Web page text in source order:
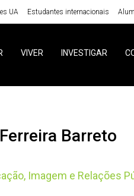
UA Estudantes internacionais
VIVER INVESTIGAR
Ferreira Barreto
Imagem e Relações